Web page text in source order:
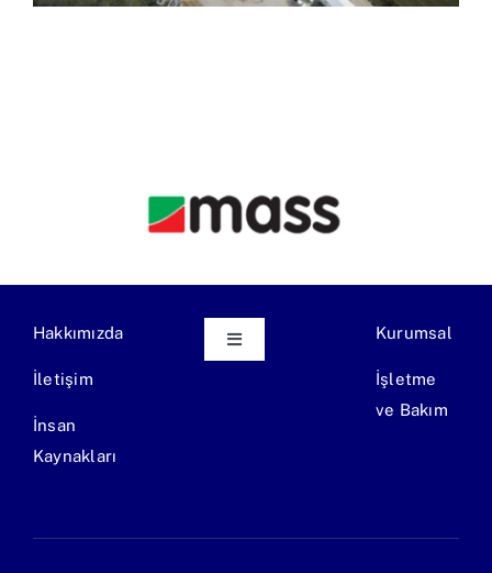
Hakkımızda
İletişim
İnsan
Kaynakları
Toggle
Navigation
Endüstriyel Atıksu Arıtma Tesisi
Evsel Atıksu Arıtma Tesisi
Kurumsal
İşletme
ve Bakım